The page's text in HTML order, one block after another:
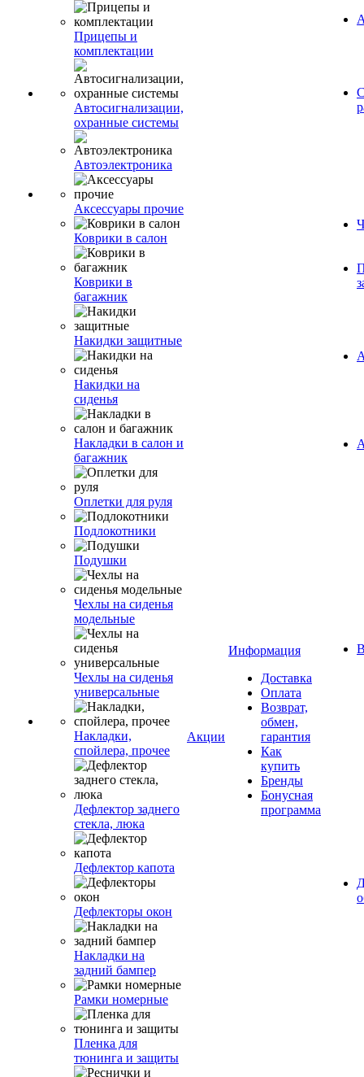
Прицепы и
комплектации
Автосигнализации,
охранные системы
Автоэлектроника
Аксессуары прочие
Коврики в салон
Коврики в
багажник
Накидки защитные
Накидки на
сиденья
Накладки в салон и
багажник
Оплетки для руля
Подлокотники
Подушки
Чехлы на сиденья
модельные
Чехлы на сиденья
универсальные
Накладки,
спойлера, прочее
Дефлектор заднего
стекла, люка
Дефлектор капота
Дефлекторы окон
Накладки на
задний бампер
Рамки номерные
Пленка для
тюнинга и защиты
Акции
Информация
Доставка
Оплата
Возврат,
обмен,
гарантия
Как
купить
Бренды
Бонусная
программа